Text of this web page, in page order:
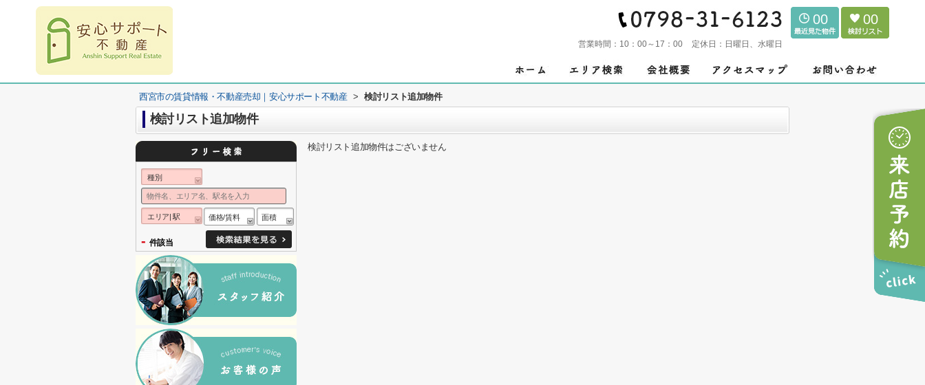
営業時間： 10：00～17：00 定休日： 日曜日、水曜日
00 00
西宮市の賃貸情報・不動産売却｜安心サポート不動産 > 検討リスト追加物件
検討リスト追加物件
検討リスト追加物件はございません
種別
エリア| 駅 価格/賃料 面積
- 件該当